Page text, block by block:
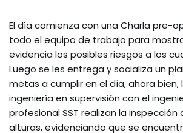
El día comienza con una Charla pre-
todo el equipo de trabajo para
evidencia los posibles riesgos a los
Luego se les entrega y socializa un
metas a cumplir en el día, ahora bien,
ingeniería en supervisión con el
profesional SST realizan la inspección
alturas, evidenciando que se